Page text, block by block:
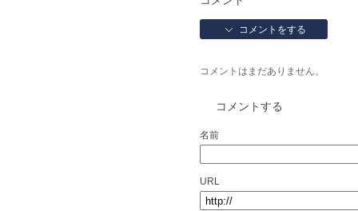
コメントをする
コメントはまだありません。
コメントする
名前
URL